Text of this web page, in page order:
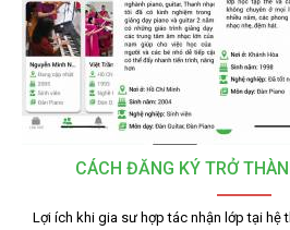
CÁCH ĐĂNG KÝ TRỞ
Lợi ích khi gia sư hợp tác nhận lớp tại hệ